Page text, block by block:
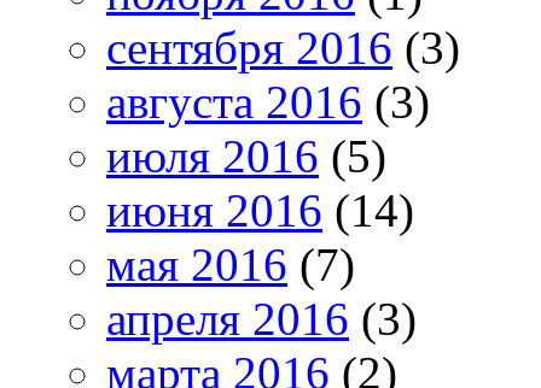
сентября 2016 (3)
августа 2016 (3)
июля 2016 (5)
июня 2016 (14)
мая 2016 (7)
апреля 2016 (3)
марта 2016 (2)